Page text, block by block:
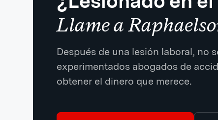
Llame a
Después de una lesión laboral, no
experimentados abogados de
obtener el dinero que merece.